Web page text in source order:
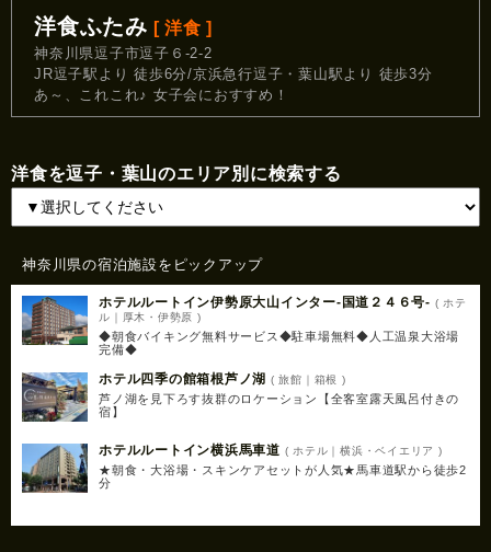
洋食ふたみ [ 洋食 ]
神奈川県逗子市逗子６-2-2
JR逗子駅より 徒歩6分/京浜急行逗子・葉山駅より 徒歩3分
あ～、これこれ♪ 女子会におすすめ！
洋食を逗子・葉山のエリア別に検索する
神奈川県の宿泊施設をピックアップ
ホテルルートイン伊勢原大山インター‐国道２４６号‐ ( ホテ
ル｜厚木・伊勢原 )
◆朝食バイキング無料サービス◆駐車場無料◆人工温泉大浴場
完備◆
ホテル四季の館箱根芦ノ湖 ( 旅館｜箱根 )
芦ノ湖を見下ろす抜群のロケーション【全客室露天風呂付きの
宿】
ホテルルートイン横浜馬車道 ( ホテル｜横浜・ベイエリア )
★朝食・大浴場・スキンケアセットが人気★馬車道駅から徒歩2
分